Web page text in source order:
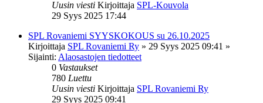
Uusin viesti Kirjoittaja SPL-Kouvola
29 Syys 2025 17:44
SPL Rovaniemi SYYSKOKOUS su 26.10.2025
Kirjoittaja SPL Rovaniemi Ry » 29 Syys 2025 09:41 »
Sijainti: Alaosastojen tiedotteet
0 Vastaukset
780 Luettu
Uusin viesti Kirjoittaja SPL Rovaniemi Ry
29 Syys 2025 09:41